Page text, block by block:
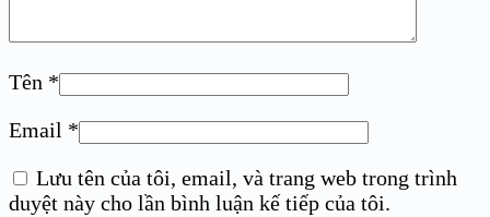
Tên *
Email *
Lưu tên của tôi, email, và trang web trong trình
duyệt này cho lần bình luận kế tiếp của tôi.